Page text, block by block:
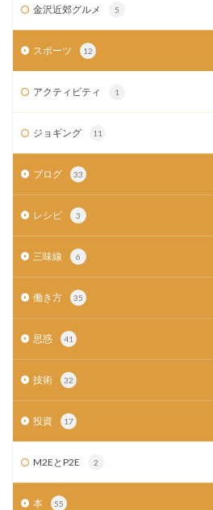
金沢近郊グルメ 5
スポーツ 12
アクティビティ 1
ジョギング 11
ブログ 33
レシピ 3
三味線 6
働き方 35
思惑 41
技術 32
投資 17
M2EとP2E 2
本 55